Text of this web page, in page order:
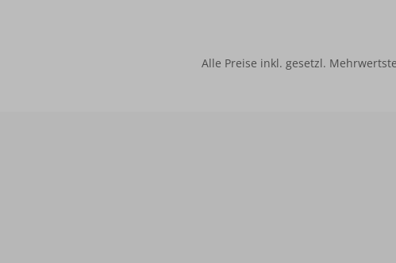
Alle Preise inkl. gesetzl.